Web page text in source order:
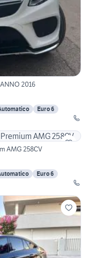
2016
Euro 6
AMG 258CV
Euro 6